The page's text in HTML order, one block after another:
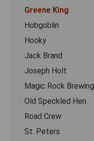
Greene King
Hobgoblin
Hooky
Jack Brand
Joseph Holt
Magic Rock Brewing
Old Speckled Hen
Road Crew
St. Peters